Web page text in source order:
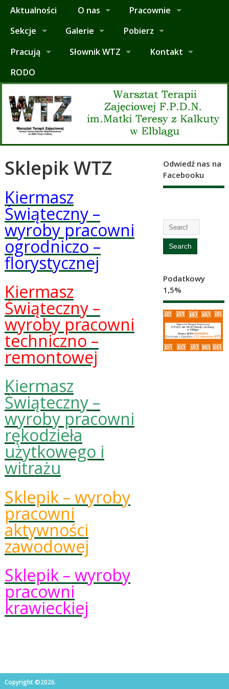
Aktualności O nas
Pracownie
Sekcje
Galerie
Pobierz
Pracują
Słownik WTZ
Kontakt
RODO
Sklepik WTZ
Kiermasz
Świąteczny –
wyroby pracowni
ogrodniczo –
florystycznej
Kiermasz
Świąteczny –
wyroby pracowni
techniczno –
remontowej
Kiermasz
Świąteczny –
wyroby pracowni
rękodzieła
użytkowego i
witrażu
Sklepik – wyroby
pracowni
aktywności
zawodowej
Sklepik – wyroby
pracowni
krawieckiej
Odwiedź nas na
Facebooku
Podatkowy
1,5%
Copyright ©2026.